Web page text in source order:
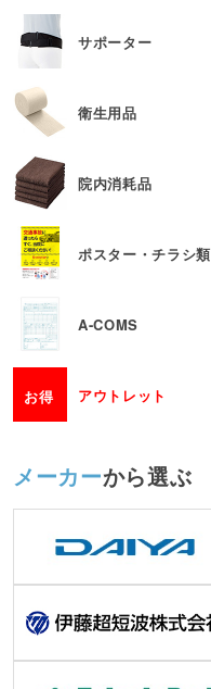
サポーター
衛生用品
院内消耗品
ポスター・チラシ類
A-COMS
お得 アウトレット
メーカーから選ぶ